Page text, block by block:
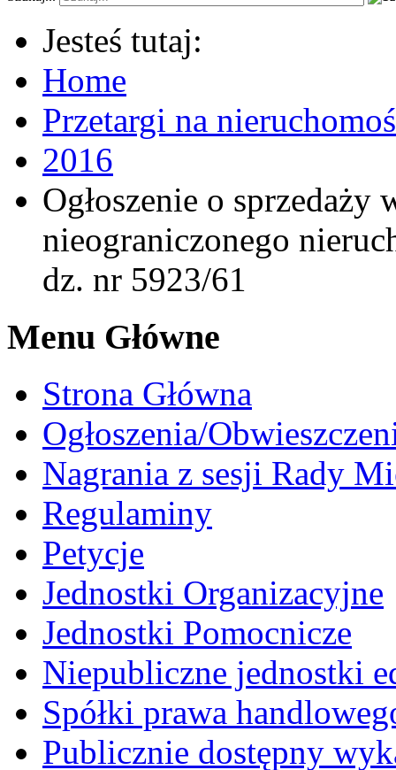
Jesteś tutaj:
Home
Przetargi na
2016
Ogłoszenie o sprzedaży
nieograniczonego
dz. nr 5923/61
Menu Główne
Strona Główna
Ogłoszenia/
Nagrania z sesji Rady
Regulaminy
Petycje
Jednostki Organizacyjne
Jednostki Pomocnicze
Niepubliczne jednostki
Spółki prawa
Publicznie dostępny